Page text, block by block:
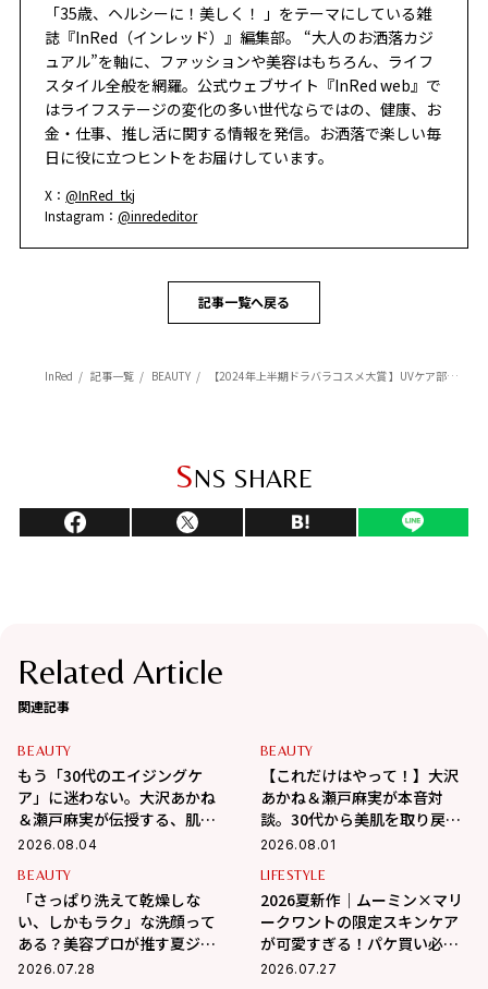
「35歳、ヘルシーに！美しく！ 」をテーマにしている雑
誌『InRed（インレッド）』編集部。 “大人のお洒落カジ
ュアル”を軸に、ファッションや美容はもちろん、ライフ
スタイル全般を網羅。公式ウェブサイト『InRed web』で
はライフステージの変化の多い世代ならではの、健康、お
金・仕事、推し活に関する情報を発信。お洒落で楽しい毎
日に役に立つヒントをお届けしています。
X：@InRed_tkj
Instagram：@inrededitor
記事一覧へ戻る
InRed 記事一覧 BEAUTY 【2024年上半期ドラバラコスメ大賞 】UVケア部門1位は『オバジ』！ ビタミンC配合で日中の肌をケア！
SNS SHARE
Related Article
関連記事
BEAUTY
もう「30代のエイジングケ
ア」に迷わない。大沢あかね
＆瀬戸麻実が伝授する、肌が
変わるポジティブ美肌習慣
2026.08.04
BEAUTY
【これだけはやって！】大沢
あかね＆瀬戸麻実が本音対
談。30代から美肌を取り戻す
スキンケアの正解
2026.08.01
BEAUTY
「さっぱり洗えて乾燥しな
い、しかもラク」な洗顔って
ある？美容プロが推す夏ジェ
ル3選
2026.07.28
LIFESTYLE
2026夏新作｜ムーミン×マリ
ークワントの限定スキンケア
が可愛すぎる！パケ買い必至
＆夏の肌悩みも優秀ケア
2026.07.27